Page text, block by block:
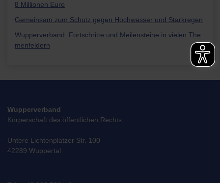
8 Millionen Euro
Gemeinsam zum Schutz gegen Hochwasser und Starkregen
Wupperverband: Fortschritte und Meilensteine in vielen The
menfeldern
Wupperverband
Körperschaft des öffentlichen Rechts
Untere Lichtenplatzer Str. 100
42289 Wuppertal